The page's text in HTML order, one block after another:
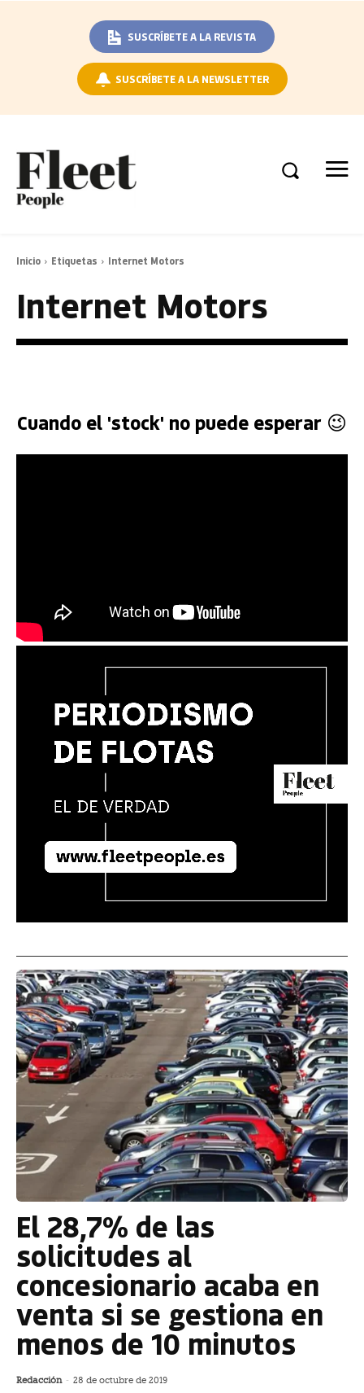
SUSCRÍBETE A LA REVISTA
SUSCRÍBETE A LA NEWSLETTER
Inicio Etiquetas Internet Motors
Internet Motors
Cuando el 'stock' no puede esperar 😉
El 28,7% de las
solicitudes al
concesionario acaba en
venta si se gestiona en
menos de 10 minutos
Redacción - 28 de octubre de 2019